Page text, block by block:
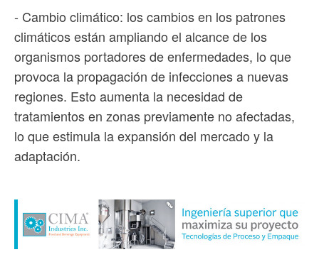
- Cambio climático: los cambios en los patrones
climáticos están ampliando el alcance de los
organismos portadores de enfermedades, lo que
provoca la propagación de infecciones a nuevas
regiones. Esto aumenta la necesidad de
tratamientos en zonas previamente no afectadas,
lo que estimula la expansión del mercado y la
adaptación.